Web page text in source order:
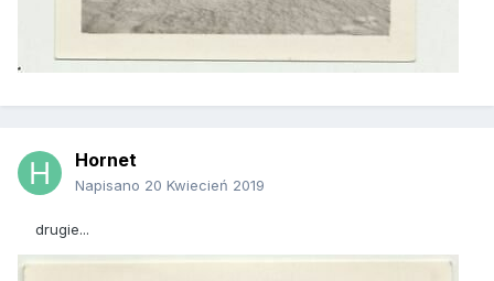
Hornet
Napisano 20 Kwiecień 2019
drugie...